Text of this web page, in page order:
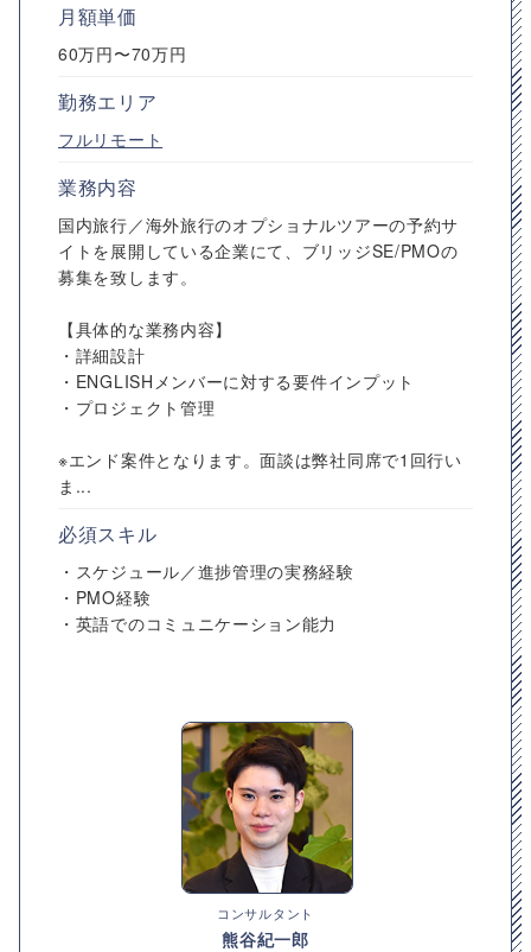
月額単価
60万円〜70万円
勤務エリア
フルリモート
業務内容
国内旅行／海外旅行のオプショナルツアーの予約サ
イトを展開している企業にて、ブリッジSE/PMOの
募集を致します。
【具体的な業務内容】
・詳細設計
・ENGLISHメンバーに対する要件インプット
・プロジェクト管理
※エンド案件となります。面談は弊社同席で1回行い
ま...
必須スキル
・スケジュール／進捗管理の実務経験
・PMO経験
・英語でのコミュニケーション能力
コンサルタント
熊谷紀一郎